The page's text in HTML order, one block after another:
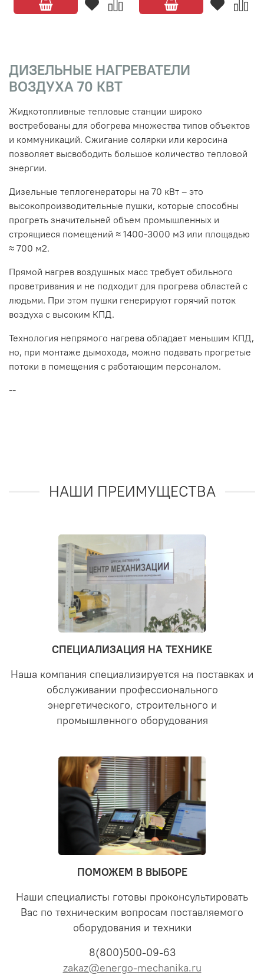
ДИЗЕЛЬНЫЕ НАГРЕВАТЕЛИ
ВОЗДУХА 70 КВТ
Жидкотопливные тепловые станции широко
востребованы для обогрева множества типов объектов
и коммуникаций. Сжигание солярки или керосина
позволяет высвободить большое количество тепловой
энергии.
Дизельные теплогенераторы на 70 кВт – это
высокопроизводительные пушки, которые способны
прогреть значительней объем промышленных и
строящиеся помещений ≈ 1400-3000 м3 или площадью
≈ 700 м2.
Прямой нагрев воздушных масс требует обильного
проветривания и не подходит для прогрева областей с
людьми. При этом пушки генерируют горячий поток
воздуха с высоким КПД.
Технология непрямого нагрева обладает меньшим КПД,
но, при монтаже дымохода, можно подавать прогретые
потоки в помещения с работающим персоналом.
--
НАШИ ПРЕИМУЩЕСТВА
СПЕЦИАЛИЗАЦИЯ НА ТЕХНИКЕ
Наша компания специализируется на поставках и
обслуживании профессионального
энергетического, строительного и
промышленного оборудования
ПОМОЖЕМ В ВЫБОРЕ
Наши специалисты готовы проконсультировать
Вас по техническим вопросам поставляемого
оборудования и техники
8(800)500-09-63
zakaz@energo-mechanika.ru